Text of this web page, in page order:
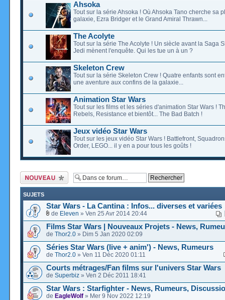
Ahsoka
Tout sur la série Ahsoka ! Où Ahsoka Tano cherche sa
galaxie, Ezra Bridger et le Grand Amiral Thrawn...
The Acolyte
Tout sur la série The Acolyte ! Un siècle avant la Saga
Jedi mènent l'enquête. Qui les tue un à un ?
Skeleton Crew
Tout sur la série Skeleton Crew ! Quatre enfants sont
une aventure aux confins de la galaxie...
Animation Star Wars
Tout sur les films et les séries d'animation Star Wars !
Rebels, Resistance et bientôt... The Bad Batch !
Jeux vidéo Star Wars
Tout sur les jeux vidéo Star Wars ! Battlefront,
Order, LEGO... il y en a pour tous les goûts !
Ecrire un nouveau
sujet
SUJETS
Star Wars - La Cantina : Infos... diverses et variées
de Eleven » Ven 25 Avr 2014 20:44
Films Star Wars | Nouveaux Projets - News,
de Thor2.0 » Dim 5 Jan 2020 02:09
Séries Star Wars (live + anim') - News, Rumeurs
de Thor2.0 » Ven 11 Déc 2020 01:11
Courts métrages/Fan films sur l'univers Star Wars
de Superbiz » Ven 2 Déc 2011 18:41
Star Wars : Starfighter - News, Rumeurs,
de EagleWolf » Mer 9 Nov 2022 12:19